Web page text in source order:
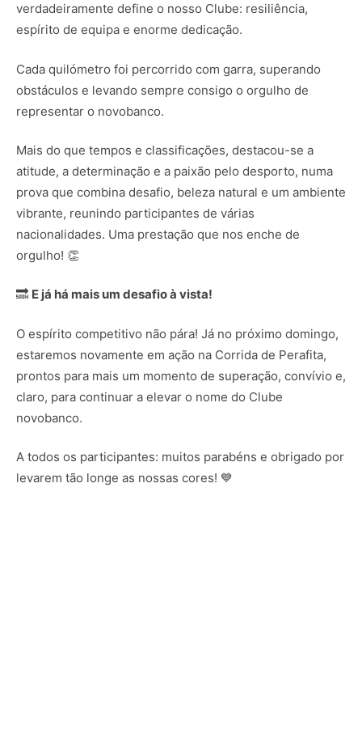
verdadeiramente define o nosso Clube: resiliência,
espírito de equipa e enorme dedicação.
Cada quilómetro foi percorrido com garra, superando
obstáculos e levando sempre consigo o orgulho de
representar o novobanco.
Mais do que tempos e classificações, destacou-se a
atitude, a determinação e a paixão pelo desporto, numa
prova que combina desafio, beleza natural e um ambiente
vibrante, reunindo participantes de várias
nacionalidades. Uma prestação que nos enche de
orgulho! 👏
🔜 E já há mais um desafio à vista!
O espírito competitivo não pára! Já no próximo domingo,
estaremos novamente em ação na Corrida de Perafita,
prontos para mais um momento de superação, convívio e,
claro, para continuar a elevar o nome do Clube
novobanco.
A todos os participantes: muitos parabéns e obrigado por
levarem tão longe as nossas cores! 💙